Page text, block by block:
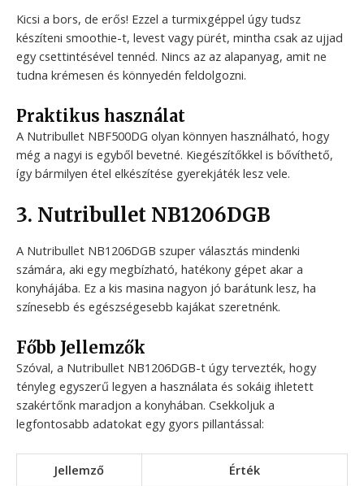
Kicsi a bors, de erős! Ezzel a turmixgéppel úgy tudsz
készíteni smoothie-t, levest vagy pürét, mintha csak az ujjad
egy csettintésével tennéd. Nincs az az alapanyag, amit ne
tudna krémesen és könnyedén feldolgozni.
Praktikus használat
A Nutribullet NBF500DG olyan könnyen használható, hogy
még a nagyi is egyből bevetné. Kiegészítőkkel is bővíthető,
így bármilyen étel elkészítése gyerekjáték lesz vele.
3. Nutribullet NB1206DGB
A Nutribullet NB1206DGB szuper választás mindenki
számára, aki egy megbízható, hatékony gépet akar a
konyhájába. Ez a kis masina nagyon jó barátunk lesz, ha
színesebb és egészségesebb kajákat szeretnénk.
Főbb Jellemzők
Szóval, a Nutribullet NB1206DGB-t úgy tervezték, hogy
tényleg egyszerű legyen a használata és sokáig ihletett
szakértőnk maradjon a konyhában. Csekkoljuk a
legfontosabb adatokat egy gyors pillantással:
Jellemző
Érték